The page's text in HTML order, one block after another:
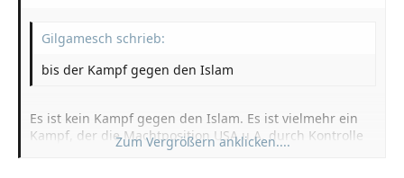
Gilgamesch schrieb:
bis der Kampf gegen den Islam
Es ist kein Kampf gegen den Islam. Es ist vielmehr ein
Kampf, der die Machtposition USA u.A. durch Kontrolle
des Öls langfristig erhalten und ausbauen soll.
Zum Vergrößern anklicken....